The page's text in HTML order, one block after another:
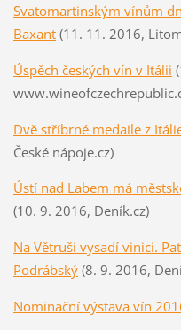
Svatomartinským vínům
Baxant(11. 11. 2016,
Úspěch českých vín v Itálii
Dvě stříbrné medaile z
České nápoje.cz)
Ústí nad Labem má
(10. 9. 2016, Deník.cz)
Na Větruši vysadí vinici.
Podrábský(8. 9. 2016,
Nominační výstava vín